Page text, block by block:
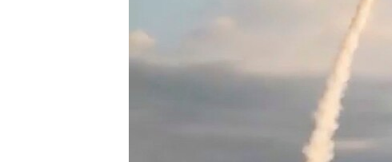
УКРАЇНСЬКА ПРОБЛЕМА КРИМУ